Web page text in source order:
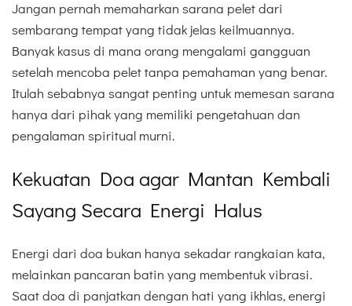
Jangan pernah memaharkan sarana pelet dari
sembarang tempat yang tidak jelas keilmuannya.
Banyak kasus di mana orang mengalami gangguan
setelah mencoba pelet tanpa pemahaman yang benar.
Itulah sebabnya sangat penting untuk memesan sarana
hanya dari pihak yang memiliki pengetahuan dan
pengalaman spiritual murni.
Kekuatan Doa agar Mantan Kembali
Sayang Secara Energi Halus
Energi dari doa bukan hanya sekadar rangkaian kata,
melainkan pancaran batin yang membentuk vibrasi.
Saat doa di panjatkan dengan hati yang ikhlas, energi